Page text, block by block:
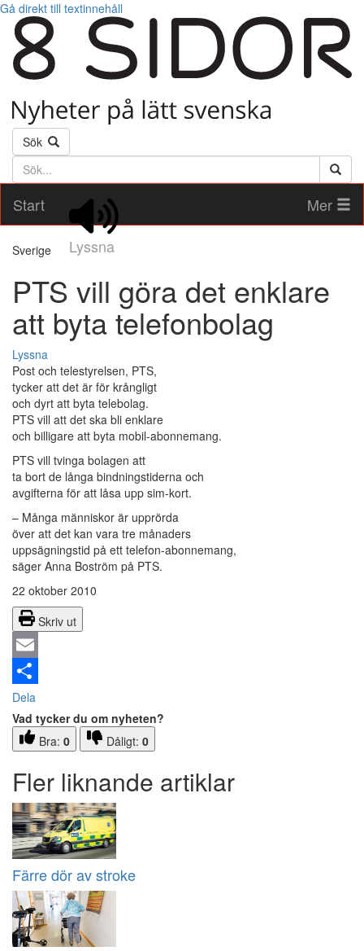
Gå direkt till textinnehåll
Sök
Söktext
Start
Lyssna
Mer
Sverige
PTS vill göra det enklare
att byta telefonbolag
Lyssna
Post och telestyrelsen, PTS,
tycker att det är för krångligt
och dyrt att byta telebolag.
PTS vill att det ska bli enklare
och billigare att byta mobil-abonnemang.
PTS vill tvinga bolagen att
ta bort de långa bindningstiderna och
avgifterna för att låsa upp sim-kort.
– Många människor är upprörda
över att det kan vara tre månaders
uppsägningstid på ett telefon-abonnemang,
säger Anna Boström på PTS.
22 oktober 2010
Skriv ut
Email
Dela
Vad tycker du om nyheten?
Bra: 0 Dåligt: 0
Fler liknande artiklar
Färre dör av stroke